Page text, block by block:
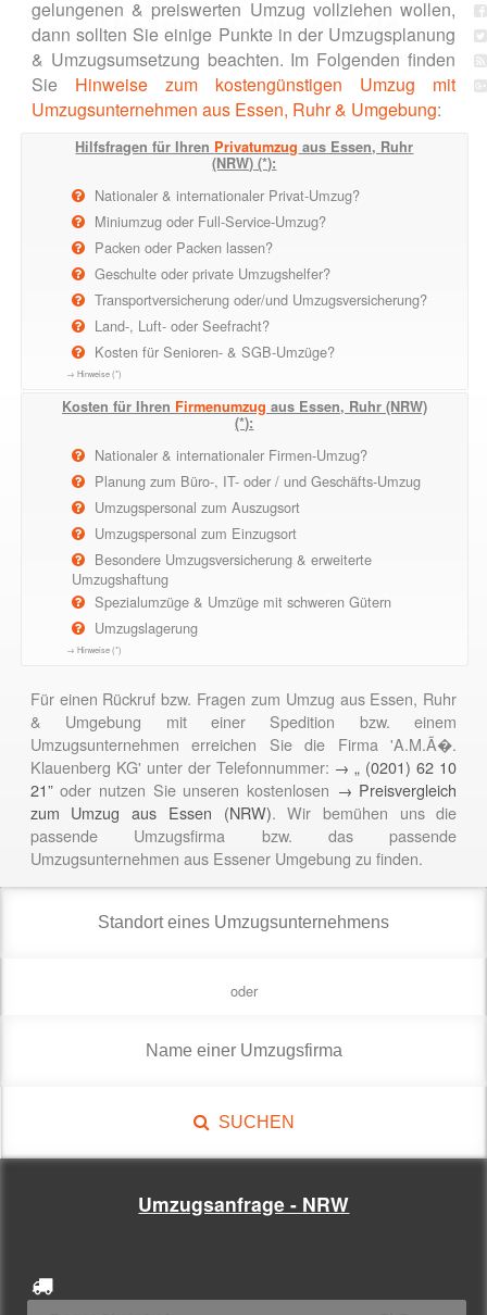
gelungenen & preiswerten Umzug vollziehen wollen,
dann sollten Sie einige Punkte in der Umzugsplanung
& Umzugsumsetzung beachten. Im Folgenden finden
Sie Hinweise zum kostengünstigen Umzug mit
Umzugsunternehmen aus Essen, Ruhr & Umgebung:
Hilfsfragen für Ihren Privatumzug aus Essen, Ruhr
(NRW) (*):
Nationaler & internationaler Privat-Umzug?
Miniumzug oder Full-Service-Umzug?
Packen oder Packen lassen?
Geschulte oder private Umzugshelfer?
Transportversicherung oder/und Umzugsversicherung?
Land-, Luft- oder Seefracht?
Kosten für Senioren- & SGB-Umzüge?
→ Hinweise (*)
Kosten für Ihren Firmenumzug aus Essen, Ruhr (NRW)
(*):
Nationaler & internationaler Firmen-Umzug?
Planung zum Büro-, IT- oder / und Geschäfts-Umzug
Umzugspersonal zum Auszugsort
Umzugspersonal zum Einzugsort
Besondere Umzugsversicherung & erweiterte
Umzugshaftung
Spezialumzüge & Umzüge mit schweren Gütern
Umzugslagerung
→ Hinweise (*)
Für einen Rückruf bzw. Fragen zum Umzug aus Essen, Ruhr
& Umgebung mit einer Spedition bzw. einem
Umzugsunternehmen erreichen Sie die Firma 'A.M.Ã�.
Klauenberg KG' unter der Telefonnummer: → „ (0201) 62 10
21”oder nutzen Sie unseren kostenlosen → Preisvergleich
zum Umzug aus Essen (NRW). Wir bemühen uns die
passende Umzugsfirma bzw. das passende
Umzugsunternehmen aus Essener Umgebung zu finden.
oder
SUCHEN
Umzugsanfrage - NRW